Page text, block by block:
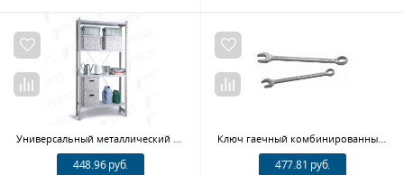
448.96 руб. 477.81 руб.